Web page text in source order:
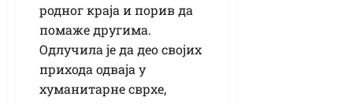
родног краја и порив да
помаже другима.
Одлучила је да део својих
прихода одваја у
хуманитарне сврхе,